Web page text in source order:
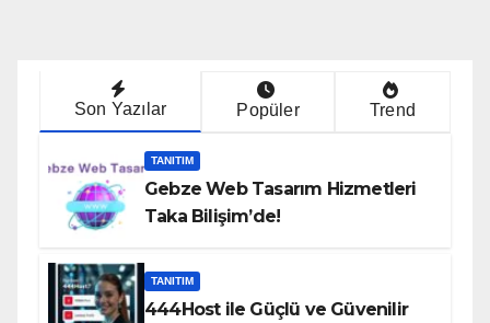
Son Yazılar Popüler Trend
TANITIM
Gebze Web Tasarım Hizmetleri
Taka Bilişim’de!
TANITIM
444Host ile Güçlü ve Güvenilir